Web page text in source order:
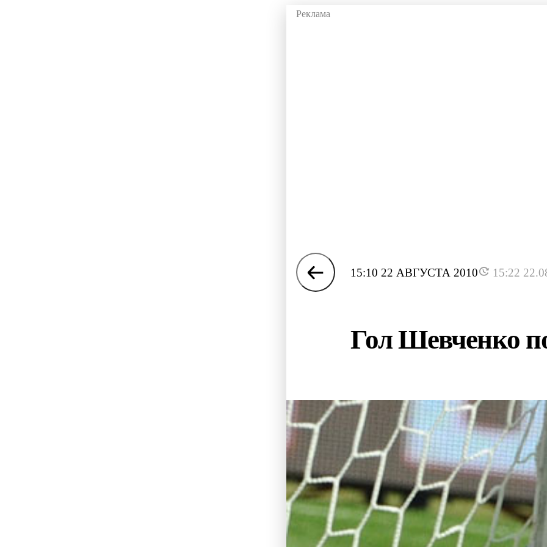
15:10 22 АВГУСТА 2010 15:22
Гол Шевченко